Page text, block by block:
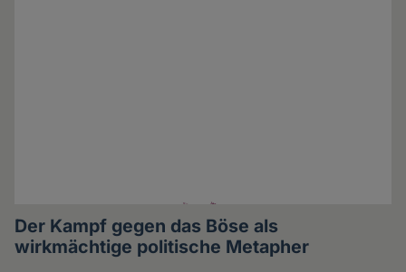
Der Kampf gegen das Böse als
wirkmächtige politische Metapher